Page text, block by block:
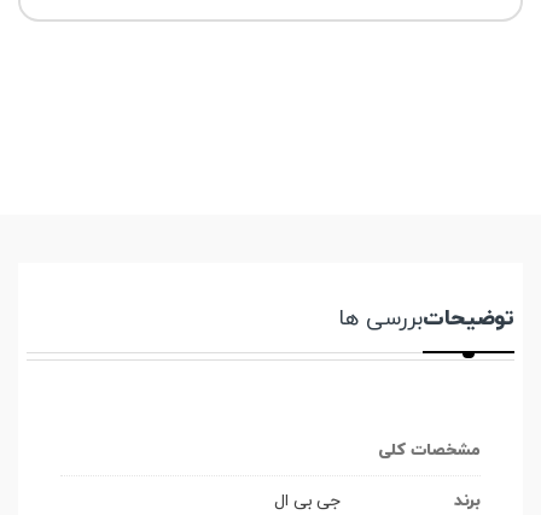
توضیحاتبررسی ها
مشخصات کلی
برند جی بی ال